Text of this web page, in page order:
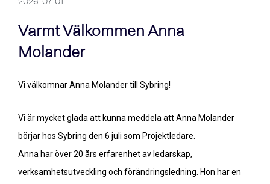
2026-07-01
Varmt Välkommen Anna
Molander
Vi välkomnar Anna Molander till Sybring!
Vi är mycket glada att kunna meddela att Anna Molander
börjar hos Sybring den 6 juli som Projektledare.
Anna har över 20 års erfarenhet av ledarskap,
verksamhetsutveckling och förändringsledning. Hon har en